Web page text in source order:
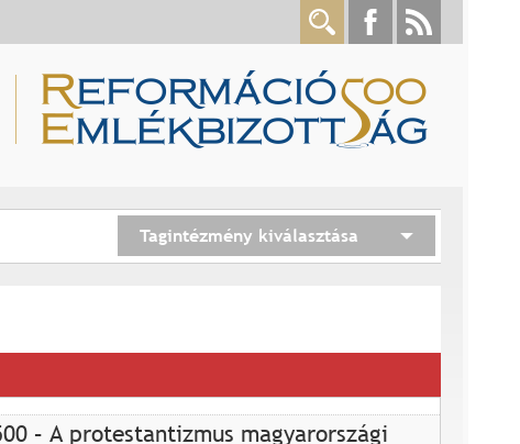
Tagintézmény kiválasztása
– A protestantizmus magyarországi